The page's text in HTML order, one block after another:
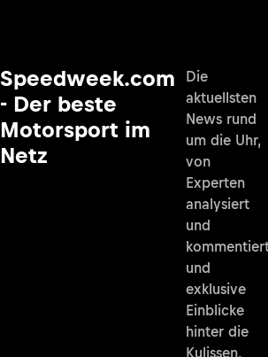
Speedweek.com
- Der beste
Motorsport im
Netz
Die
aktuellsten
News rund
um die Uhr,
von
Experten
analysiert
und
und
exklusive
Einblicke
hinter die
Kulissen.